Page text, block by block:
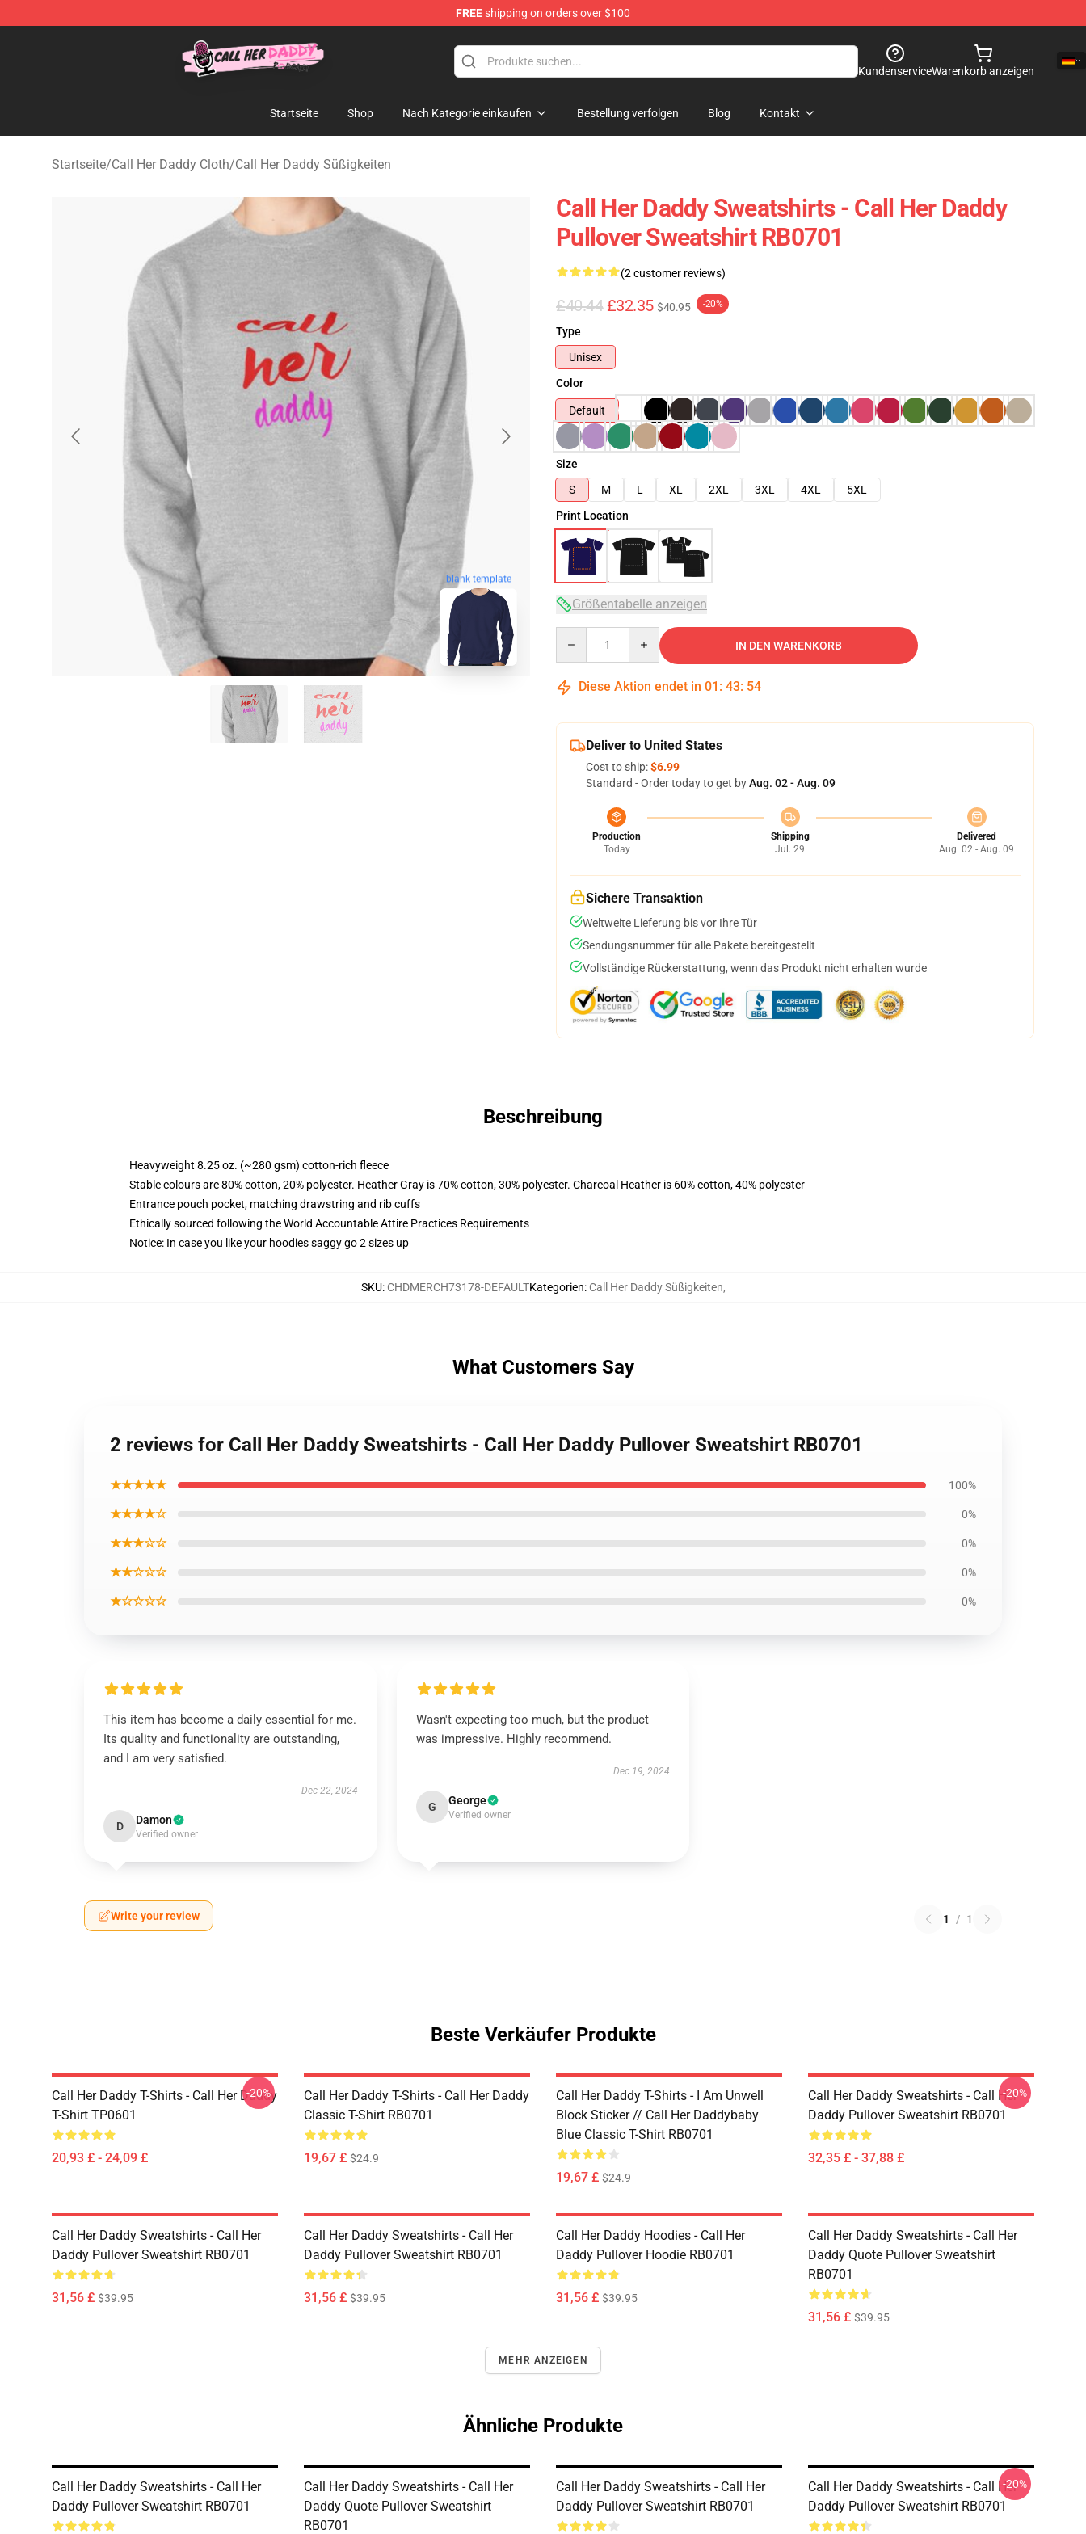
FREEshipping on orders over $100
Call Her Daddy Store - Official Call Her Daddy Merchandise Shop
KundenserviceWarenkorb anzeigen
Startseite Shop Nach Kategorie einkaufen Bestellung verfolgen Blog Kontakt
Startseite/Call Her Daddy Cloth/Call Her Daddy Süßigkeiten
blank template
Call Her Daddy Sweatshirts - Call Her Daddy
Pullover Sweatshirt RB0701
(2 customer reviews)
£40.44 £32.35 $40.95 -20%
Type
Unisex
Color
Default
Size
S
M L XL 2XL 3XL 4XL
5XL
Print Location
Größentabelle anzeigen
IN DEN WARENKORB
Diese Aktion endet in 01 : 43: 53
Deliver to United States
Cost to ship:$6.99
Standard - Order today to get byAug. 02 - Aug. 09
Production
Today
Shipping
Jul. 29
Delivered
Aug. 02 - Aug. 09
Sichere Transaktion
Weltweite Lieferung bis vor Ihre Tür
Sendungsnummer für alle Pakete bereitgestellt
Vollständige Rückerstattung, wenn das Produkt nicht erhalten wurde
Beschreibung
Heavyweight 8.25 oz. (~280 gsm) cotton-rich fleece
Stable colours are 80% cotton, 20% polyester. Heather Gray is 70% cotton, 30% polyester. Charcoal Heather is 60% cotton, 40% polyester
Entrance pouch pocket, matching drawstring and rib cuffs
Ethically sourced following the World Accountable Attire Practices Requirements
Notice: In case you like your hoodies saggy go 2 sizes up
SKU: CHDMERCH73178-DEFAULTKategorien: Call Her Daddy Süßigkeiten,
What Customers Say
2 reviews for Call Her Daddy Sweatshirts - Call Her Daddy Pullover Sweatshirt RB0701
★★★★★ 100%
★★★★☆ 0%
★★★☆☆ 0%
★★☆☆☆ 0%
★☆☆☆☆ 0%
This item has become a daily essential for me.
Its quality and functionality are outstanding,
and I am very satisfied.
Dec 22, 2024
D Damon
Verified owner
Wasn't expecting too much, but the product
was impressive. Highly recommend.
Dec 19, 2024
G George
Verified owner
Write your review 1 / 1
Beste Verkäufer Produkte
Call Her Daddy T-Shirts - Call Her Daddy
T-Shirt TP0601
20,93 £ - 24,09 £
-20%
Call Her Daddy T-Shirts - Call Her Daddy
Classic T-Shirt RB0701
19,67 £ $24.9
Call Her Daddy T-Shirts - I Am Unwell
Block Sticker // Call Her Daddybaby
Blue Classic T-Shirt RB0701
19,67 £ $24.9
Call Her Daddy Sweatshirts - Call Her
Daddy Pullover Sweatshirt RB0701
32,35 £ - 37,88 £
-20%
Call Her Daddy Sweatshirts - Call Her
Daddy Pullover Sweatshirt RB0701
31,56 £ $39.95
Call Her Daddy Sweatshirts - Call Her
Daddy Pullover Sweatshirt RB0701
31,56 £ $39.95
Call Her Daddy Hoodies - Call Her
Daddy Pullover Hoodie RB0701
31,56 £ $39.95
Call Her Daddy Sweatshirts - Call Her
Daddy Quote Pullover Sweatshirt
RB0701
31,56 £ $39.95
MEHR ANZEIGEN
Ähnliche Produkte
Call Her Daddy Sweatshirts - Call Her
Daddy Pullover Sweatshirt RB0701
Call Her Daddy Sweatshirts - Call Her
Daddy Quote Pullover Sweatshirt
RB0701
Call Her Daddy Sweatshirts - Call Her
Daddy Pullover Sweatshirt RB0701
Call Her Daddy Sweatshirts - Call Her
Daddy Pullover Sweatshirt RB0701
-20%